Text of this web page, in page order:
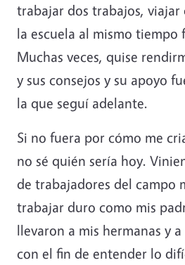
trabajar dos trabajos,
la escuela al mismo tiempo
Muchas veces, quise
y sus consejos y su apoyo
la que seguí adelante.
Si no fuera por cómo me
no sé quién sería hoy.
de trabajadores del campo
trabajar duro como mis
llevaron a mis hermanas y
con el fin de entender lo